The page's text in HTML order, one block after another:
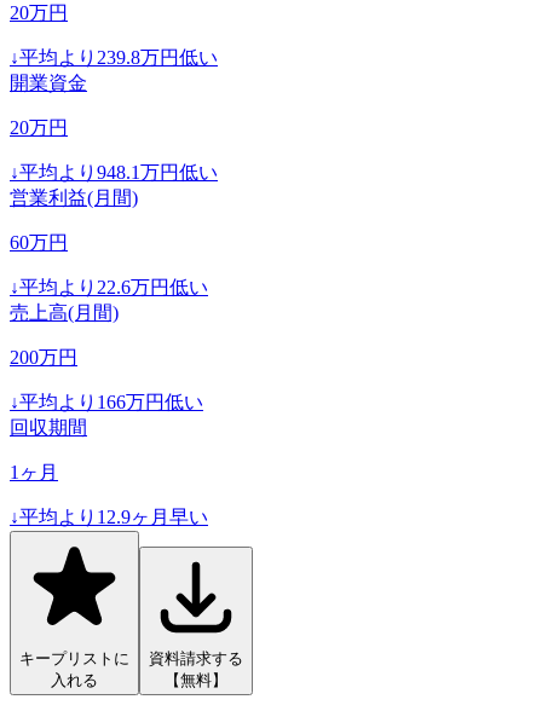
20万円
↓平均より 239.8万円低い
開業資金
20万円
↓平均より 948.1万円低い
営業利益(月間)
60万円
↓平均より 22.6万円低い
売上高(月間)
200万円
↓平均より 166万円低い
回収期間
1 ヶ月
↓平均より 12.9ヶ月早い
キープリストに
入れる
資料請求する
【無料】